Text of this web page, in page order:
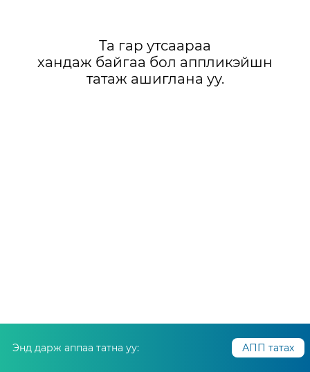
Та гар утсаараа
хандаж байгаа бол аппликэйшн
татаж ашиглана уу.
Энд дарж аппаа татна уу: АПП татах